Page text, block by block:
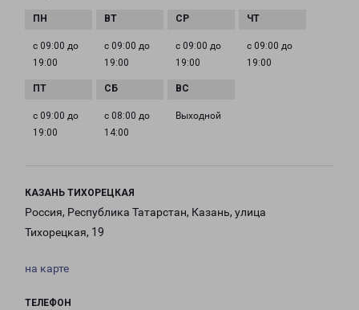
с 09:00 до
19:00
с 09:00 до
19:00
с 09:00 до
19:00
с 09:00 до
19:00
с 09:00 до
19:00
с 08:00 до
14:00
Выходной
КАЗАНЬ ТИХОРЕЦКАЯ
Россия, Республика Татарстан, Казань, улица
Тихорецкая, 19
на карте
ТЕЛЕФОН